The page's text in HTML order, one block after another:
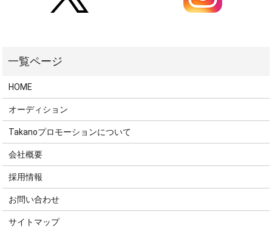
HOME
オーディション
Takanoプロモーションについて
会社概要
採用情報
お問い合わせ
サイトマップ